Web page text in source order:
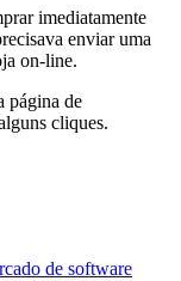
imediatamente
enviar uma
on-line.
página de
cliques.
de software